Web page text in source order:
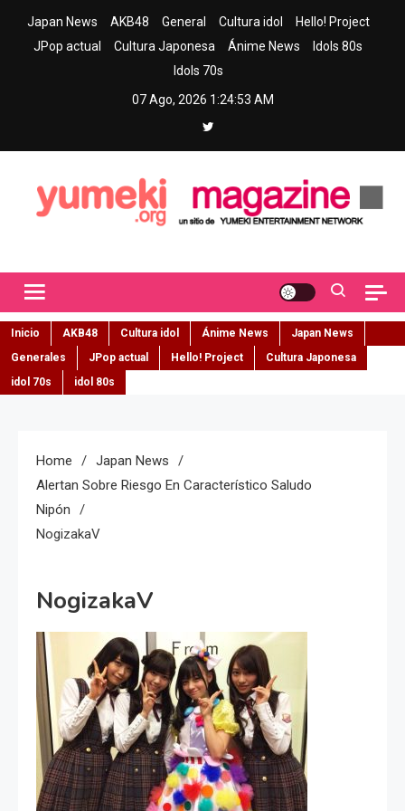
Japan News AKB48 General Cultura idol
Hello! Project
JPop actual
Cultura Japonesa Ánime News
Idols 80s
Idols 70s
07 Ago, 2026 1:24:54 AM
Inicio AKB48 Cultura idol Ánime News
Japan News
Generales
JPop actual Hello! Project
Cultura Japonesa
idol 70s
idol 80s
Home
Japan News
Alertan Sobre Riesgo En Característico Saludo
Nipón
NogizakaV
NogizakaV